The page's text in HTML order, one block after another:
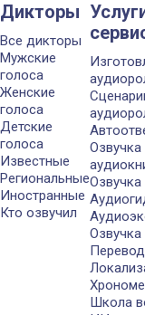
Дикторы
Все дикторы
Мужские
голоса
Женские
голоса
Детские
голоса
Известные
Региональные
Иностранные
Кто озвучил
Озвучка
Озвучка
Школа